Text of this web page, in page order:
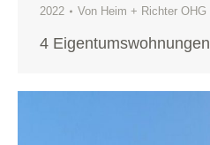
2022 Von Heim + Richter OHG
4 Eigentumswohnungen